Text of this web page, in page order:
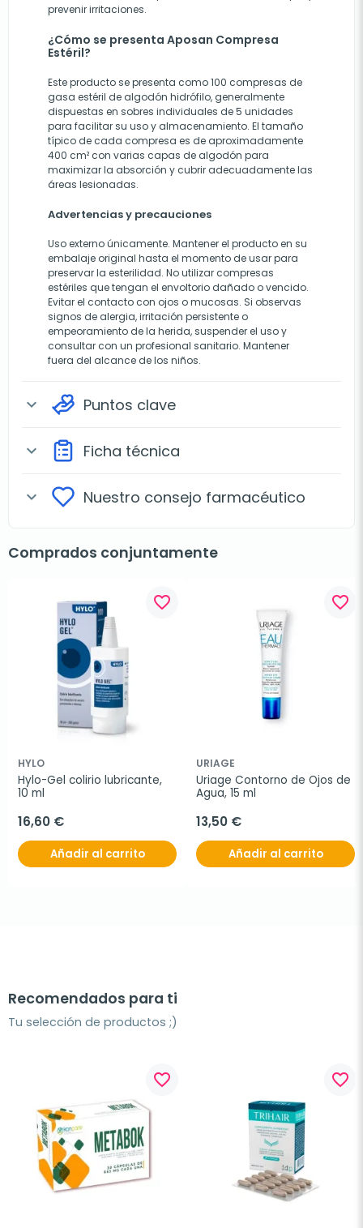
prevenir irritaciones.
¿Cómo se presenta Aposan Compresa
Estéril?
Este producto se presenta como 100 compresas de
gasa estéril de algodón hidrófilo, generalmente
dispuestas en sobres individuales de 5 unidades
para facilitar su uso y almacenamiento. El tamaño
típico de cada compresa es de aproximadamente
400 cm² con varias capas de algodón para
maximizar la absorción y cubrir adecuadamente las
áreas lesionadas.
Advertencias y precauciones
Uso externo únicamente. Mantener el producto en su
embalaje original hasta el momento de usar para
preservar la esterilidad. No utilizar compresas
estériles que tengan el envoltorio dañado o vencido.
Evitar el contacto con ojos o mucosas. Si observas
signos de alergia, irritación persistente o
empeoramiento de la herida, suspender el uso y
consultar con un profesional sanitario. Mantener
fuera del alcance de los niños.
expand_more Puntos clave
expand_more Ficha técnica
expand_more Nuestro consejo farmacéutico
Comprados conjuntamente
favorite_border
HYLO
Hylo-Gel colirio lubricante,
10 ml
16,60 €
Añadir al carrito
favorite_border
URIAGE
Uriage Contorno de Ojos de
Agua, 15 ml
13,50 €
Añadir al carrito
Recomendados para ti
Tu selección de productos ;)
favorite_border favorite_border